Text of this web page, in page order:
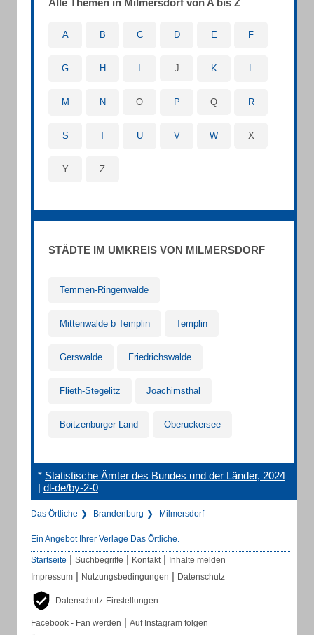
Alle Themen in Milmersdorf von A bis Z
A B C D E F
G H J K L
M N O P Q R
S T U V W X
Y Z
STÄDTE IM UMKREIS VON MILMERSDORF
Temmen-Ringenwalde
Mittenwalde b Templin Templin
Gerswalde Friedrichswalde
Flieth-Stegelitz Joachimsthal
Boitzenburger Land Oberuckersee
* Statistische Ämter des Bundes und der Länder, 2024
| dl-de/by-2-0
Das Örtliche Brandenburg Milmersdorf
Ein Angebot Ihrer Verlage Das Örtliche.
Startseite | Suchbegriffe | Kontakt | Inhalte melden
Impressum | Nutzungsbedingungen | Datenschutz
Datenschutz-Einstellungen
Facebook - Fan werden | Auf Instagram folgen